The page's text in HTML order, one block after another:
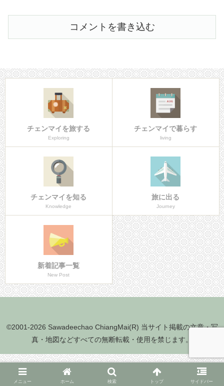
コメントを書き込む
チェンマイを旅する
Exploring
チェンマイで暮らす
living
チェンマイを知る
Knowledge
旅に出る
Journey
新着記事一覧
New Post
©2001-2026 Sawadeechao ChiangMai(R) 当サイト掲載の文章・写
真・地図などすべての無断転載・使用を禁じます。
メニュー ホーム 検索 トップ サイドバー